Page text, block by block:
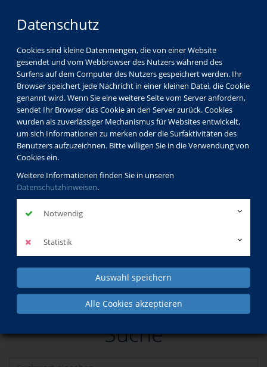
Datenschutz
Cookies sind kleine Datenmengen, die von einer Website
gesendet und vom Webbrowser des Nutzers während des
Surfens auf dem Computer des Nutzers gespeichert werden. Ihr
Browser speichert jede Nachricht in einer kleinen Datei, die Cookie
genannt wird. Wenn Sie eine weitere Seite vom Server anfordern,
sendet Ihr Browser das Cookie an den Server zurück. Cookies
wurden als zuverlässiger Mechanismus für Websites entwickelt,
um sich Informationen zu merken oder die Surfaktivitäten des
Benutzers aufzuzeichnen. Bitte willigen Sie in die Verwendung von
Cookies ein.
Weitere Informationen finden Sie in unseren
Datenschutzhinweisen.
Notwendig
Statistik
Auswahl speichern
Alle Cookies akzeptieren
Suche